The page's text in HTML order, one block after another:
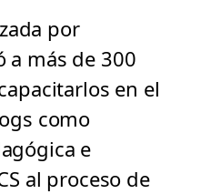
por
a más de 300
en el
como
e
al proceso de